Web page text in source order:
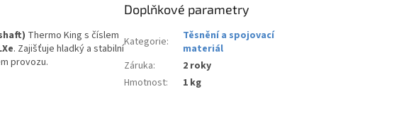
Thermo King s číslem
. Zajišťuje hladký a stabilní
provozu.
Doplňkové parametry
Kategorie:
Těsnění a spojovací
materiál
Záruka:
2 roky
Hmotnost: 1 kg